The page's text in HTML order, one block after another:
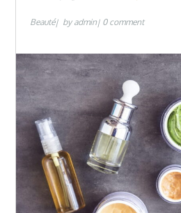
Beauté by admin 0 comment